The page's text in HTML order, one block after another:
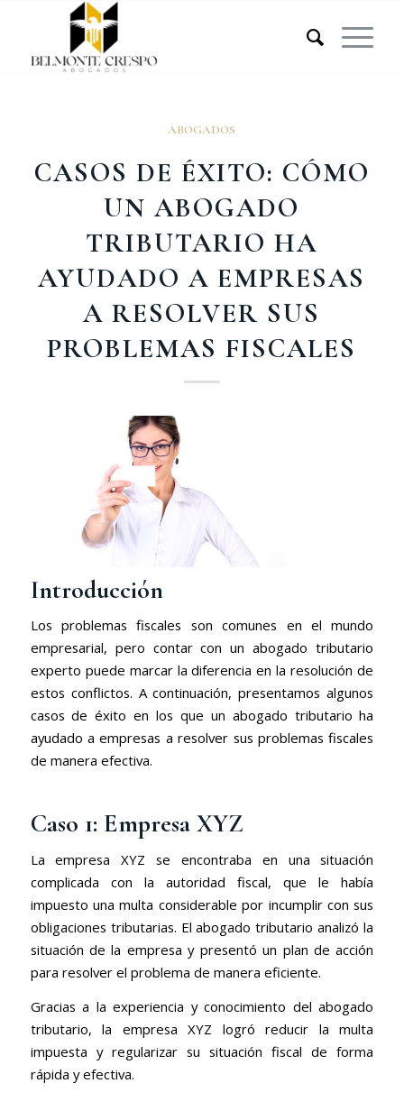
ABOGADOS
CASOS DE ÉXITO: CÓMO
UN ABOGADO
TRIBUTARIO HA
AYUDADO A EMPRESAS
A RESOLVER SUS
PROBLEMAS FISCALES
Introducción
Los problemas fiscales son comunes en el mundo
empresarial, pero contar con un abogado tributario
experto puede marcar la diferencia en la resolución de
estos conflictos. A continuación, presentamos algunos
casos de éxito en los que un abogado tributario ha
ayudado a empresas a resolver sus problemas fiscales
de manera efectiva.
Caso 1: Empresa XYZ
La empresa XYZ se encontraba en una situación
complicada con la autoridad fiscal, que le había
impuesto una multa considerable por incumplir con sus
obligaciones tributarias. El abogado tributario analizó la
situación de la empresa y presentó un plan de acción
para resolver el problema de manera eficiente.
Gracias a la experiencia y conocimiento del abogado
tributario, la empresa XYZ logró reducir la multa
impuesta y regularizar su situación fiscal de forma
rápida y efectiva.